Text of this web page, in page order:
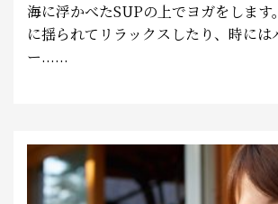
海に浮かべたSUPの上でヨガをします
に揺られてリラックスしたり、時には
ー......